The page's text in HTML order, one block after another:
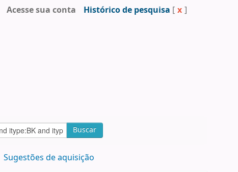
Acesse sua conta Histórico de pesquisa [ x ]
Buscar
Sugestões de aquisição